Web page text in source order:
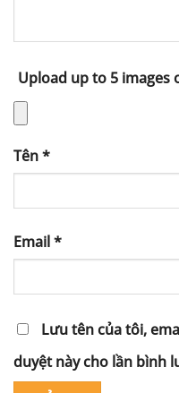
Upload up to 5 images
Tên*
Email*
Lưu tên của tôi,
duyệt này cho lần bình